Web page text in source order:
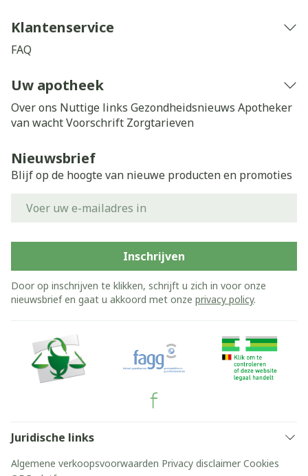
Klantenservice
FAQ
Uw apotheek
Over ons Nuttige links Gezondheidsnieuws Apotheker
van wachtVoorschrift Zorgtarieven
Nieuwsbrief
Blijf op de hoogte van nieuwe producten en promoties
Inschrijven
Door op inschrijven te klikken, schrijft u zich in voor onze
nieuwsbrief en gaat u akkoord met onze privacy policy.
Juridische links
Algemene verkoopsvoorwaarden Privacy disclaimer Cookies